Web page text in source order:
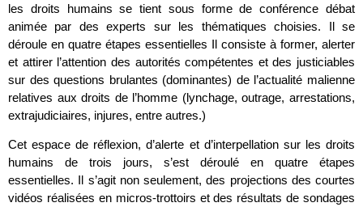
les droits humains se tient sous forme de conférence débat
animée par des experts sur les thématiques choisies. Il se
déroule en quatre étapes essentielles Il consiste à former, alerter
et attirer l’attention des autorités compétentes et des justiciables
sur des questions brulantes (dominantes) de l’actualité malienne
relatives aux droits de l’homme (lynchage, outrage, arrestations,
extrajudiciaires, injures, entre autres.)
Cet espace de réflexion, d’alerte et d’interpellation sur les droits
humains de trois jours, s’est déroulé en quatre étapes
essentielles. Il s’agit non seulement, des projections des courtes
vidéos réalisées en micros-trottoirs et des résultats de sondages